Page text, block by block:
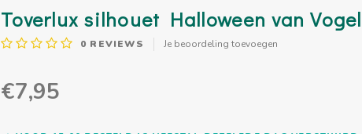
Toverlux silhouet Halloween van
0 REVIEWS Je beoordeling toevoegen
€7,95